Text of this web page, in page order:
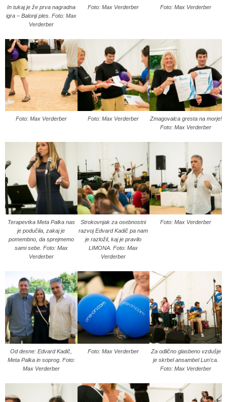
In tukaj je že prva nagradna
igra – Balonji ples. Foto: Max
Verderber
Foto: Max Verderber Foto: Max Verderber
Foto: Max Verderber Foto: Max Verderber
Zmagovalca gresta na morje!
Foto: Max Verderber
Terapevtka Meta Palka nas
je podučila, zakaj je
pomembno, da sprejmemo
sami sebe. Foto: Max
Verderber
Strokovnjak za osebnostni
razvoj Edvard Kadič pa nam
je razložil, kaj je pravilo
LIMONA. Foto: Max
Verderber
Foto: Max Verderber
Od desne: Edvard Kadič,
Meta Palka in soprog. Foto:
Max Verderber
Foto: Max Verderber
Za odlično glasbeno vzdušje
je skrbel ansambel Lun’ca.
Foto: Max Verderber